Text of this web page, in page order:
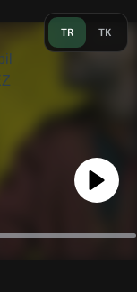
TR TK
Play